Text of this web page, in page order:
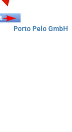
Porto Pelo GmbH